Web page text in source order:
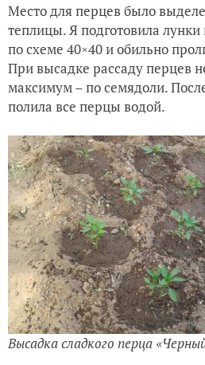
Место для перцев было
теплицы. Я подготовила
по схеме 40×40 и обильно
При высадке рассаду перцев
максимум – по семядоли.
полила все перцы водой.
Высадка сладкого перца